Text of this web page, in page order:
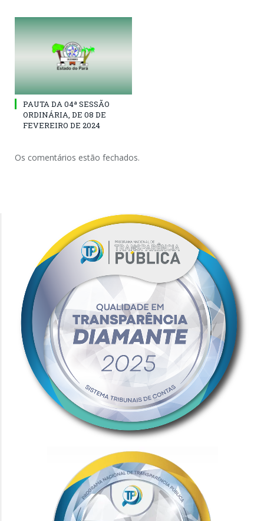
PAUTA DA 04ª SESSÃO
ORDINÁRIA, DE 08 DE
FEVEREIRO DE 2024
Os comentários estão fechados.